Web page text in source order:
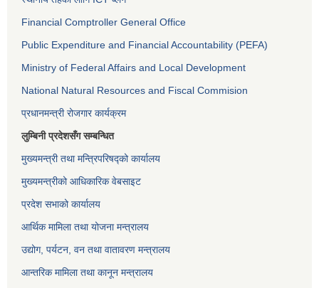
Financial Comptroller General Office
Public Expenditure and Financial Accountability (PEFA)
Ministry of Federal Affairs and Local Development
National Natural Resources and Fiscal Commision
प्रधानमन्त्री रोजगार कार्यक्रम
लुम्बिनी प्रदेशसँग सम्बन्धित
मुख्यमन्त्री तथा मन्त्रिपरिषद्को कार्यालय
मुख्यमन्त्रीको आधिकारिक वेबसाइट
प्रदेश सभाको कार्यालय
आर्थिक मामिला तथा योजना मन्त्रालय
उद्योग, पर्यटन, वन तथा वातावरण मन्त्रालय
आन्तरिक मामिला तथा कानून मन्त्रालय